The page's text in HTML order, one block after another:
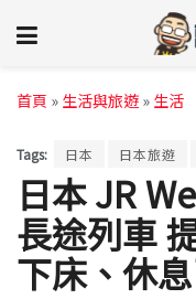
首頁 » 生活與旅遊 » 生活
Tags: 日本 日本旅遊
日本 JR
長途列車
下床、休